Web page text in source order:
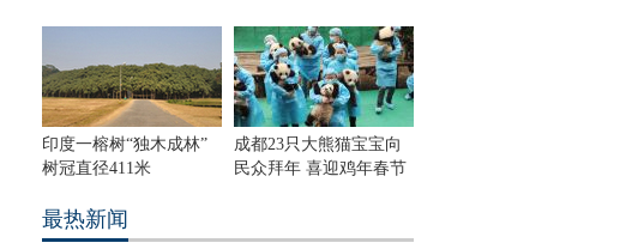
印度一榕树“独木成林”
树冠直径411米
成都23只大熊猫宝宝向
民众拜年 喜迎鸡年春节
最热新闻